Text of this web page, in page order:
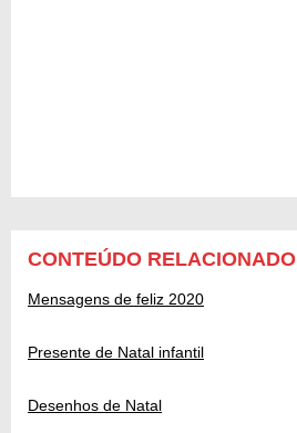
CONTEÚDO RELACIONADO
Mensagens de feliz 2020
Presente de Natal infantil
Desenhos de Natal